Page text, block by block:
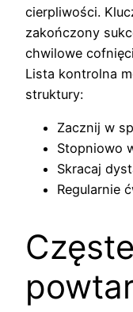
cierpliwości.
zakończony
chwilowe
Lista kontrolna
struktury:
Zacznij w
Stopniowo
Skracaj
Regularnie